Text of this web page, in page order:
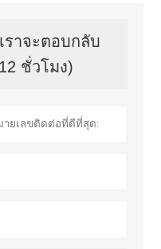
ราจะตอบกลับ
ชั่วโมง)